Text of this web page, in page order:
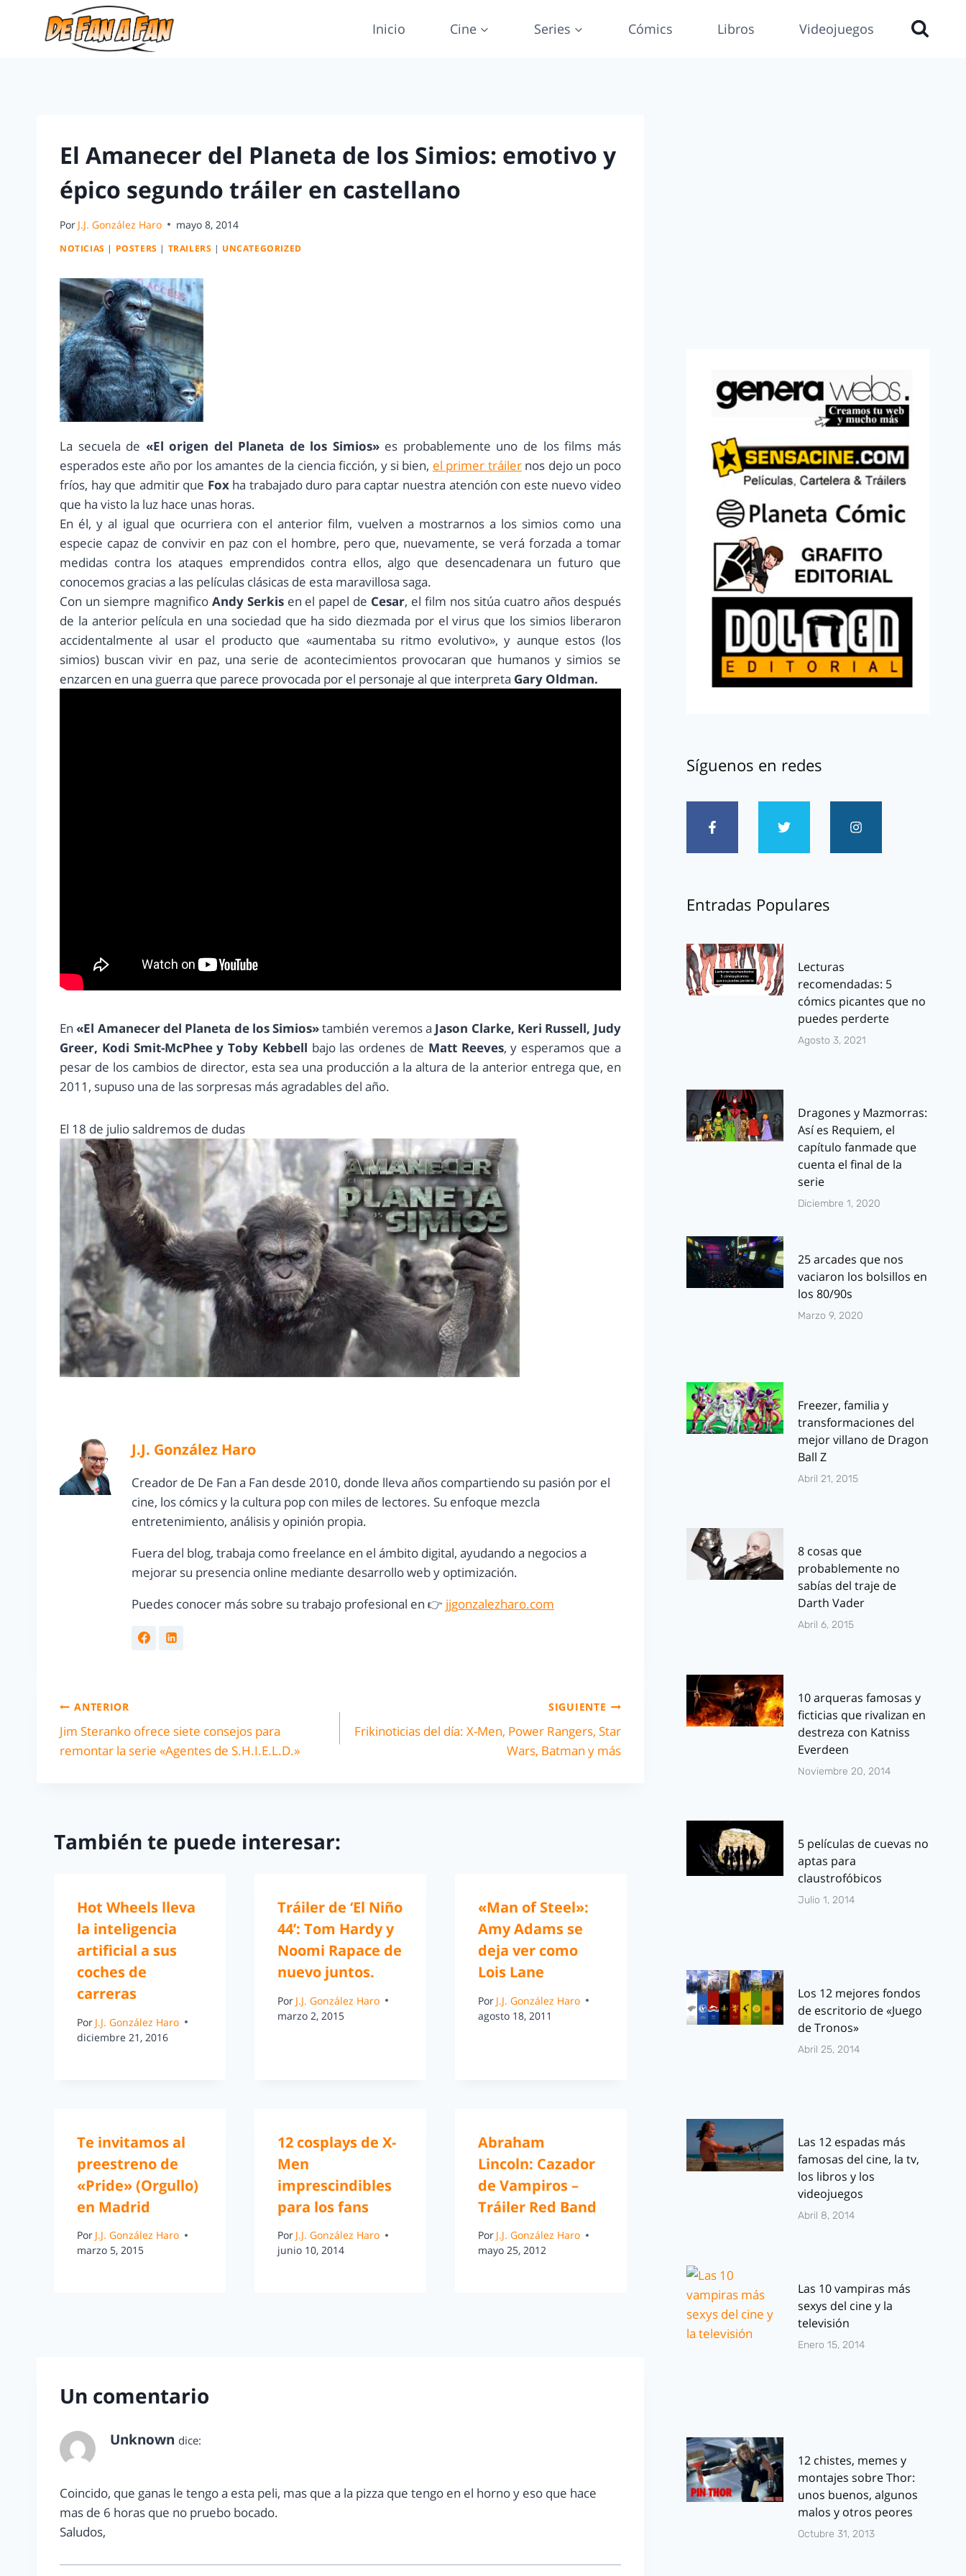
Inicio Cine Series Cómics Libros Videojuegos
El Amanecer del Planeta de los Simios: emotivo y
épico segundo tráiler en castellano
Por J.J. González Haro mayo 8, 2014
NOTICIAS | POSTERS | TRAILERS | UNCATEGORIZED
La secuela de «El origen del Planeta de los Simios» es probablemente uno de los films más
esperados este año por los amantes de la ciencia ficción, y si bien, el primer tráilernos dejo un poco
fríos, hay que admitir que Fox ha trabajado duro para captar nuestra atención con este nuevo video
que ha visto la luz hace unas horas.
En él, y al igual que ocurriera con el anterior film, vuelven a mostrarnos a los simios como una
especie capaz de convivir en paz con el hombre, pero que, nuevamente, se verá forzada a tomar
medidas contra los ataques emprendidos contra ellos, algo que desencadenara un futuro que
conocemos gracias a las películas clásicas de esta maravillosa saga.
Con un siempre magnifico Andy Serkisen el papel de Cesar, el film nos sitúa cuatro años después
de la anterior película en una sociedad que ha sido diezmada por el virus que los simios liberaron
accidentalmente al usar el producto que «aumentaba su ritmo evolutivo», y aunque estos (los
simios) buscan vivir en paz, una serie de acontecimientos provocaran que humanos y simios se
enzarcen en una guerra que parece provocada por el personaje al que interpreta Gary Oldman.
En«El Amanecer del Planeta de los Simios»también veremos a Jason Clarke, Keri Russell, Judy
Greer, Kodi Smit-McPhee y Toby Kebbell bajo las ordenes de Matt Reeves, y esperamos que a
pesar de los cambios de director, esta sea una producción a la altura de la anterior entrega que, en
2011, supuso una de las sorpresas más agradables del año.
El 18 de julio saldremos de dudas
J.J. González Haro
Creador de De Fan a Fan desde 2010, donde lleva años compartiendo su pasión por el
cine, los cómics y la cultura pop con miles de lectores. Su enfoque mezcla
entretenimiento, análisis y opinión propia.
Fuera del blog, trabaja como freelance en el ámbito digital, ayudando a negocios a
mejorar su presencia online mediante desarrollo web y optimización.
Puedes conocer más sobre su trabajo profesional en 👉 jjgonzalezharo.com
ANTERIOR
Jim Steranko ofrece siete consejos para
remontar la serie «Agentes de S.H.I.E.L.D.»
SIGUIENTE
Frikinoticias del día: X-Men, Power Rangers, Star
Wars, Batman y más
También te puede interesar:
Hot Wheels lleva
la inteligencia
artificial a sus
coches de
carreras
Por J.J. González Haro
diciembre 21, 2016
Tráiler de ‘El Niño
44’: Tom Hardy y
Noomi Rapace de
nuevo juntos.
Por J.J. González Haro
marzo 2, 2015
«Man of Steel»:
Amy Adams se
deja ver como
Lois Lane
Por J.J. González Haro
agosto 18, 2011
Te invitamos al
preestreno de
«Pride» (Orgullo)
en Madrid
Por J.J. González Haro
marzo 5, 2015
12 cosplays de X-
Men
imprescindibles
para los fans
Por J.J. González Haro
junio 10, 2014
Abraham
Lincoln: Cazador
de Vampiros –
Tráiler Red Band
Por J.J. González Haro
mayo 25, 2012
Un comentario
Unknown dice:
Coincido, que ganas le tengo a esta peli, mas que a la pizza que tengo en el horno y eso que hace
mas de 6 horas que no pruebo bocado.
Saludos,
Síguenos en redes
Entradas Populares
Lecturas
recomendadas: 5
cómics picantes que no
puedes perderte
Agosto 3, 2021
Dragones y Mazmorras:
Así es Requiem, el
capítulo fanmade que
cuenta el final de la
serie
Diciembre 1, 2020
25 arcades que nos
vaciaron los bolsillos en
los 80/90s
Marzo 9, 2020
Freezer, familia y
transformaciones del
mejor villano de Dragon
Ball Z
Abril 21, 2015
8 cosas que
probablemente no
sabías del traje de
Darth Vader
Abril 6, 2015
10 arqueras famosas y
ficticias que rivalizan en
destreza con Katniss
Everdeen
Noviembre 20, 2014
5 películas de cuevas no
aptas para
claustrofóbicos
Julio 1, 2014
Los 12 mejores fondos
de escritorio de «Juego
de Tronos»
Abril 25, 2014
Las 12 espadas más
famosas del cine, la tv,
los libros y los
videojuegos
Abril 8, 2014
Las 10 vampiras más
sexys del cine y la
televisión
Enero 15, 2014
12 chistes, memes y
montajes sobre Thor:
unos buenos, algunos
malos y otros peores
Octubre 31, 2013